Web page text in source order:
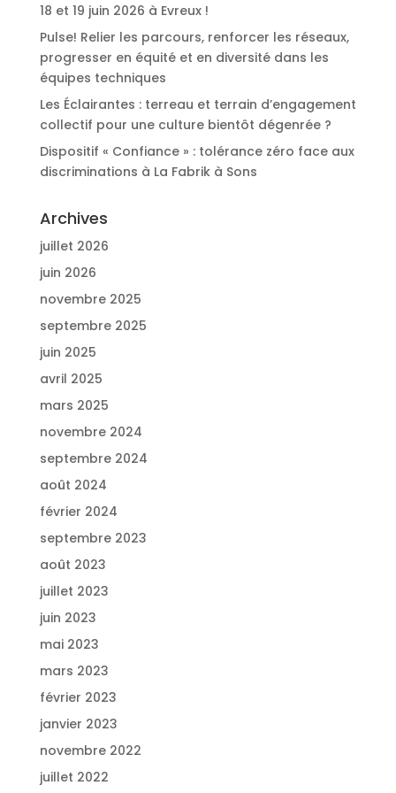
18 et 19 juin 2026 à Evreux !
Pulse! Relier les parcours, renforcer les réseaux,
progresser en équité et en diversité dans les
équipes techniques
Les Éclairantes : terreau et terrain d’engagement
collectif pour une culture bientôt dégenrée ?
Dispositif « Confiance » : tolérance zéro face aux
discriminations à La Fabrik à Sons
Archives
juillet 2026
juin 2026
novembre 2025
septembre 2025
juin 2025
avril 2025
mars 2025
novembre 2024
septembre 2024
août 2024
février 2024
septembre 2023
août 2023
juillet 2023
juin 2023
mai 2023
mars 2023
février 2023
janvier 2023
novembre 2022
juillet 2022